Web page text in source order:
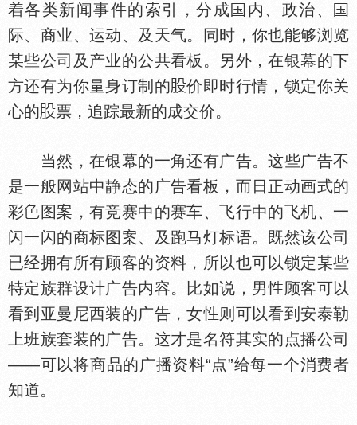
着各类新闻事件的索引，分成
内、政治、
际、商业、运动、及天气。同时，你也能够浏览
某些公司及产业的公共看板。另外，在银幕的下
方还有为你量身订制的
价即时行情，锁定你关
心的
票，追踪最新的成交价。
当然，在银幕的一角还有广告。这些广告不
是一般网站中静态的广告看板，而日正动画式的
彩
图案，有竞赛中的赛车、飞行中的飞机、一
闪一闪的商标图案、及跑马灯标语。既然该公司
已经拥有所有顾客的资料，所以也可以锁定某些
特定族群设计广告内容。比如说，男
顾客可以
看到亚曼尼西装的广告，女
则可以看到安泰勒
上班族套装的广告。这才是名符其实的点播公司
——可以将商品的广播资料“点”给每一个消费者
知道。